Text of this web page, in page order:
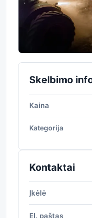
Skelbimo
Kaina
Kategorija
Kontaktai
Įkėlė
El. paštas